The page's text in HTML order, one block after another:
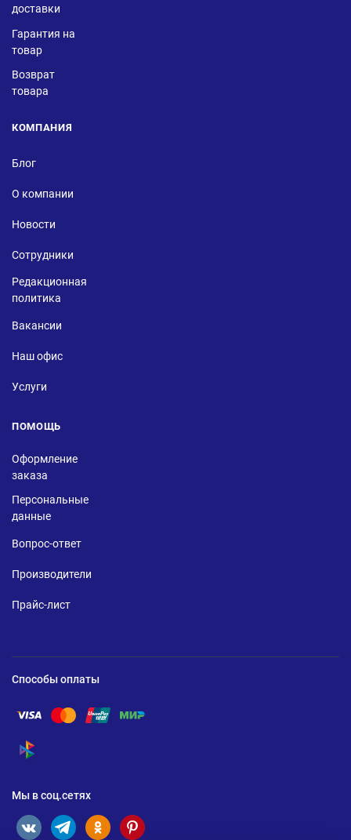
доставки
Гарантия на
товар
Возврат
товара
КОМПАНИЯ
Блог
О компании
Новости
Сотрудники
Редакционная
политика
Вакансии
Наш офис
Услуги
ПОМОЩЬ
Оформление
заказа
Персональные
данные
Вопрос-ответ
Производители
Прайс-лист
Способы оплаты
Помощь по оплате Visa
Помощь по оплате Mastercard
Помощь по оплате UnionPay
Помощь по оплате Мир
Помощь по оплате СБП
Мы в соц.сетях